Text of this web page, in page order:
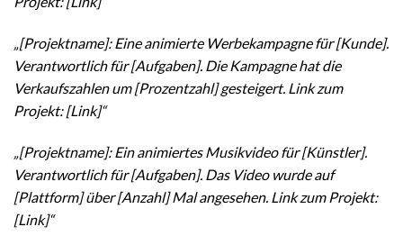
„[Projektname]: Eine animierte Werbekampagne für [Kunde].
Verantwortlich für [Aufgaben]. Die Kampagne hat die
Verkaufszahlen um [Prozentzahl] gesteigert. Link zum
Projekt: [Link]“
„[Projektname]: Ein animiertes Musikvideo für [Künstler].
Verantwortlich für [Aufgaben]. Das Video wurde auf
[Plattform] über [Anzahl] Mal angesehen. Link zum Projekt:
[Link]“